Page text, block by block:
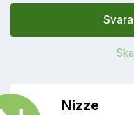
Nizze